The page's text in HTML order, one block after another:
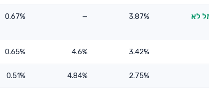
לא
3.87%
—
0.67%
3.42%
4.6%
0.65%
2.75%
4.84%
0.51%